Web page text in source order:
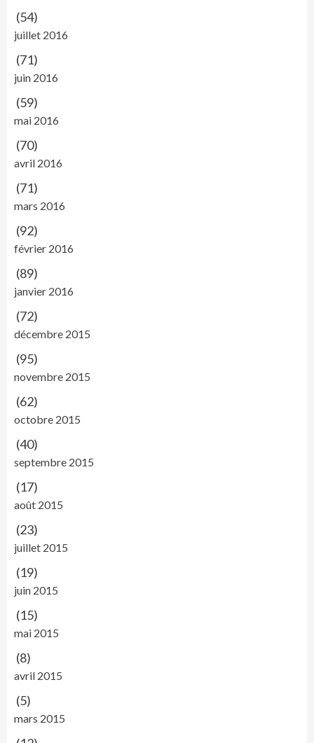
(54)
juillet 2016
(71)
juin 2016
(59)
mai 2016
(70)
avril 2016
(71)
mars 2016
(92)
février 2016
(89)
janvier 2016
(72)
décembre 2015
(95)
novembre 2015
(62)
octobre 2015
(40)
septembre 2015
(17)
août 2015
(23)
juillet 2015
(19)
juin 2015
(15)
mai 2015
(8)
avril 2015
(5)
mars 2015